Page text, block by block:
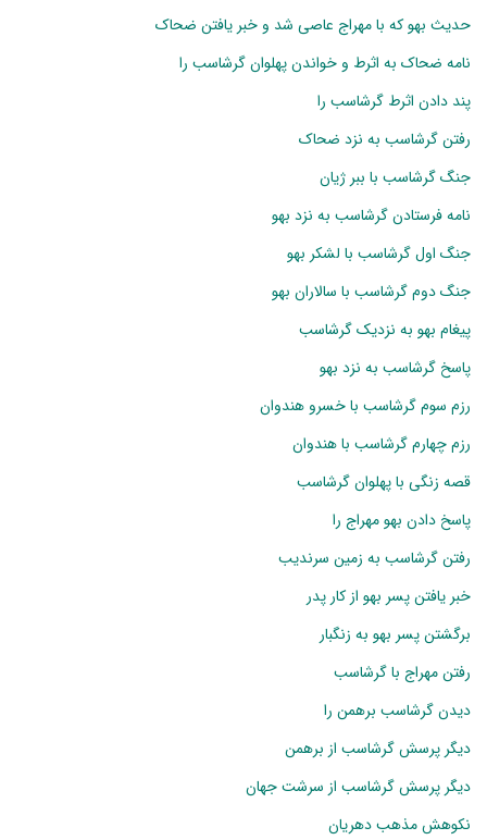
حدیث بهو که با مهراج عاصی شد و خبر یافتن ضحاک
نامه ضحاک به اثرط و خواندن پهلوان گرشاسب را
پند دادن اثرط گرشاسب را
رفتن گرشاسب به نزد ضحاک
جنگ گرشاسب با ببر ژیان
نامه فرستادن گرشاسب به نزد بهو
جنگ اول گرشاسب با لشکر بهو
جنگ دوم گرشاسب با سالاران بهو
پیغام بهو به نزدیک گرشاسب
پاسخ گرشاسب به نزد بهو
رزم سوم گرشاسب با خسرو هندوان
رزم چهارم گرشاسب با هندوان
قصه زنگی با پهلوان گرشاسب
پاسخ دادن بهو مهراج را
رفتن گرشاسب به زمین سرندیب
خبر یافتن پسر بهو از کار پدر
برگشتن پسر بهو به زنگبار
رفتن مهراج با گرشاسب
دیدن گرشاسب برهمن را
دیگر پرسش گرشاسب از برهمن
دیگر پرسش گرشاسب از سرشت جهان
نکوهش مذهب دهریان